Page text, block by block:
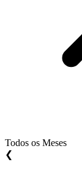
Todos os Meses
❮